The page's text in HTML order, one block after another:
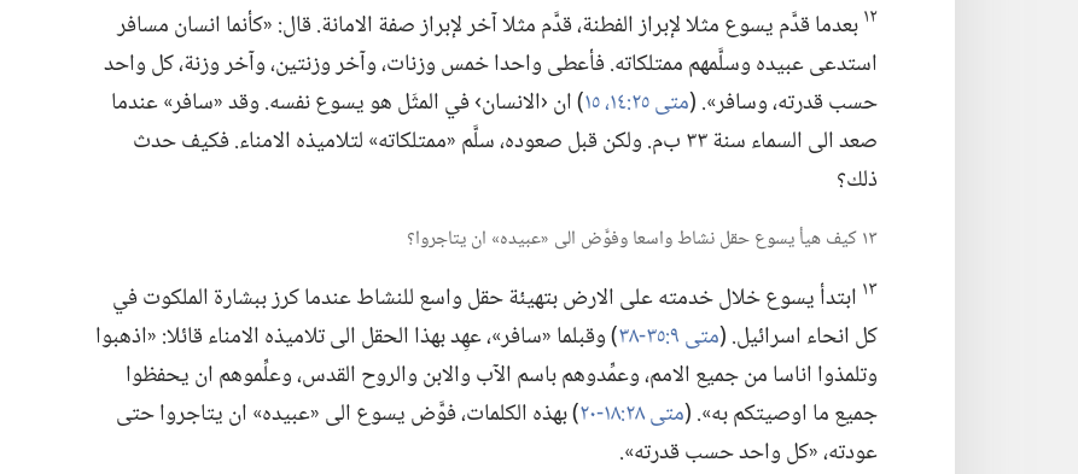
١٢بعدما قدَّم يسوع مثلا لإبراز الفطنة،‏ قدَّم مثلا آخر لإبراز صفة الامانة.‏ قال:‏ «كأنما انسان مسافر
استدعى عبيده وسلَّمهم ممتلكاته.‏ فأعطى واحدا خمس وزنات،‏ وآخر وزنتين،‏ وآخر وزنة،‏ كل واحد
حسب قدرته،‏ وسافر».‏ (‏متى ٢٥:‏١٤،‏ ١٥
‏)‏ ان ‹الانسان› في المثَل هو يسوع نفسه.‏ وقد «سافر» عندما
صعد الى السماء سنة ٣٣ ب‌م.‏ ولكن قبل صعوده،‏ سلَّم «ممتلكاته» لتلاميذه الامناء.‏ فكيف حدث
ذلك؟‏
١٣ كيف هيأ يسوع حقل نشاط واسعا وفوَّض الى «عبيده» ان يتاجروا؟‏
١٣ ابتدأ يسوع خلال خدمته على الارض بتهيئة حقل واسع للنشاط عندما كرز ببشارة الملكوت في
كل انحاء اسرائيل.‏ (‏متى ٩:‏٣٥-‏٣٨
‏)‏ وقبلما «سافر»،‏ عهِد بهذا الحقل الى تلاميذه الامناء قائلا:‏ «اذهبوا
وتلمذوا اناسا من جميع الامم،‏ وعمِّدوهم باسم الآب والابن والروح القدس،‏ وعلِّموهم ان يحفظوا
جميع ما اوصيتكم به».‏ (‏متى ٢٨:‏١٨-‏٢٠
‏)‏ بهذه الكلمات،‏ فوَّض يسوع الى «عبيده» ان يتاجروا حتى
عودته،‏ «كل واحد حسب قدرته».‏